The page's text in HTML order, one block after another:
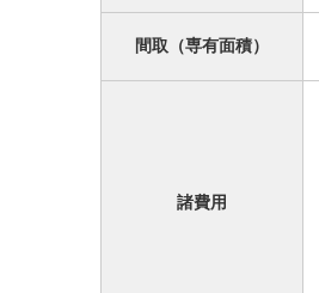
間取（専有面積）
諸費用